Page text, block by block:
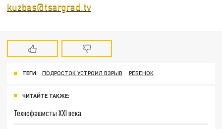
kuzbas@tsargrad.tv
ТЕГИ: ПОДРОСТОК УСТРОИЛ ВЗРЫВ РЕБЕНОК
ЧИТАЙТЕ ТАКЖЕ:
Технофашисты XXI века